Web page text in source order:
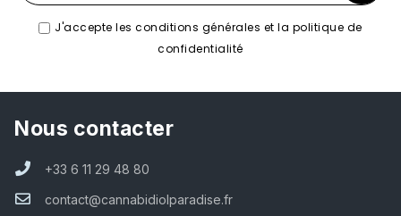
J'accepte les conditions générales et la politique de
confidentialité
Nous contacter
+33 6 11 29 48 80
contact@cannabidiolparadise.fr